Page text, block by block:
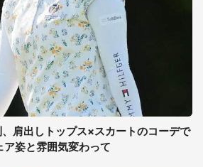
肩出しトップス×スカートのコーデで
ア姿と雰囲気変わって